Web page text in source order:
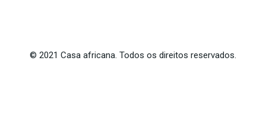
© 2021 Casa africana. Todos os direitos reservados.